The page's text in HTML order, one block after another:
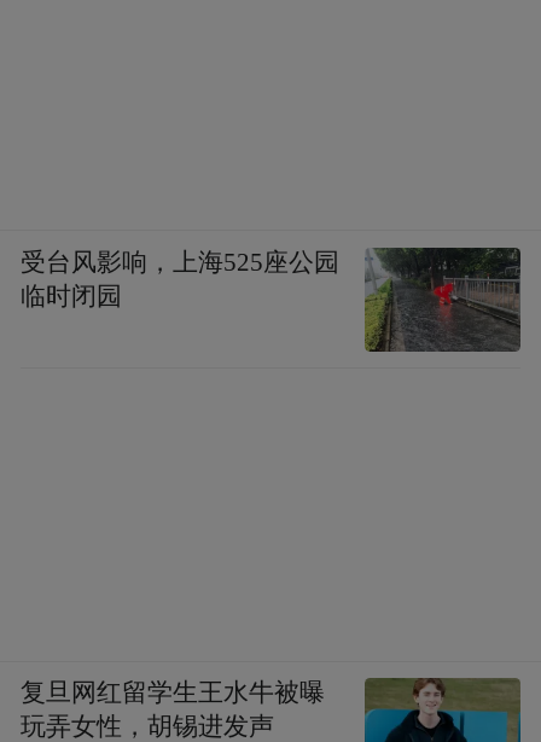
受台风影响，上海525座公园
临时闭园
复旦网红留学生王水牛被曝
玩弄女性，胡锡进发声